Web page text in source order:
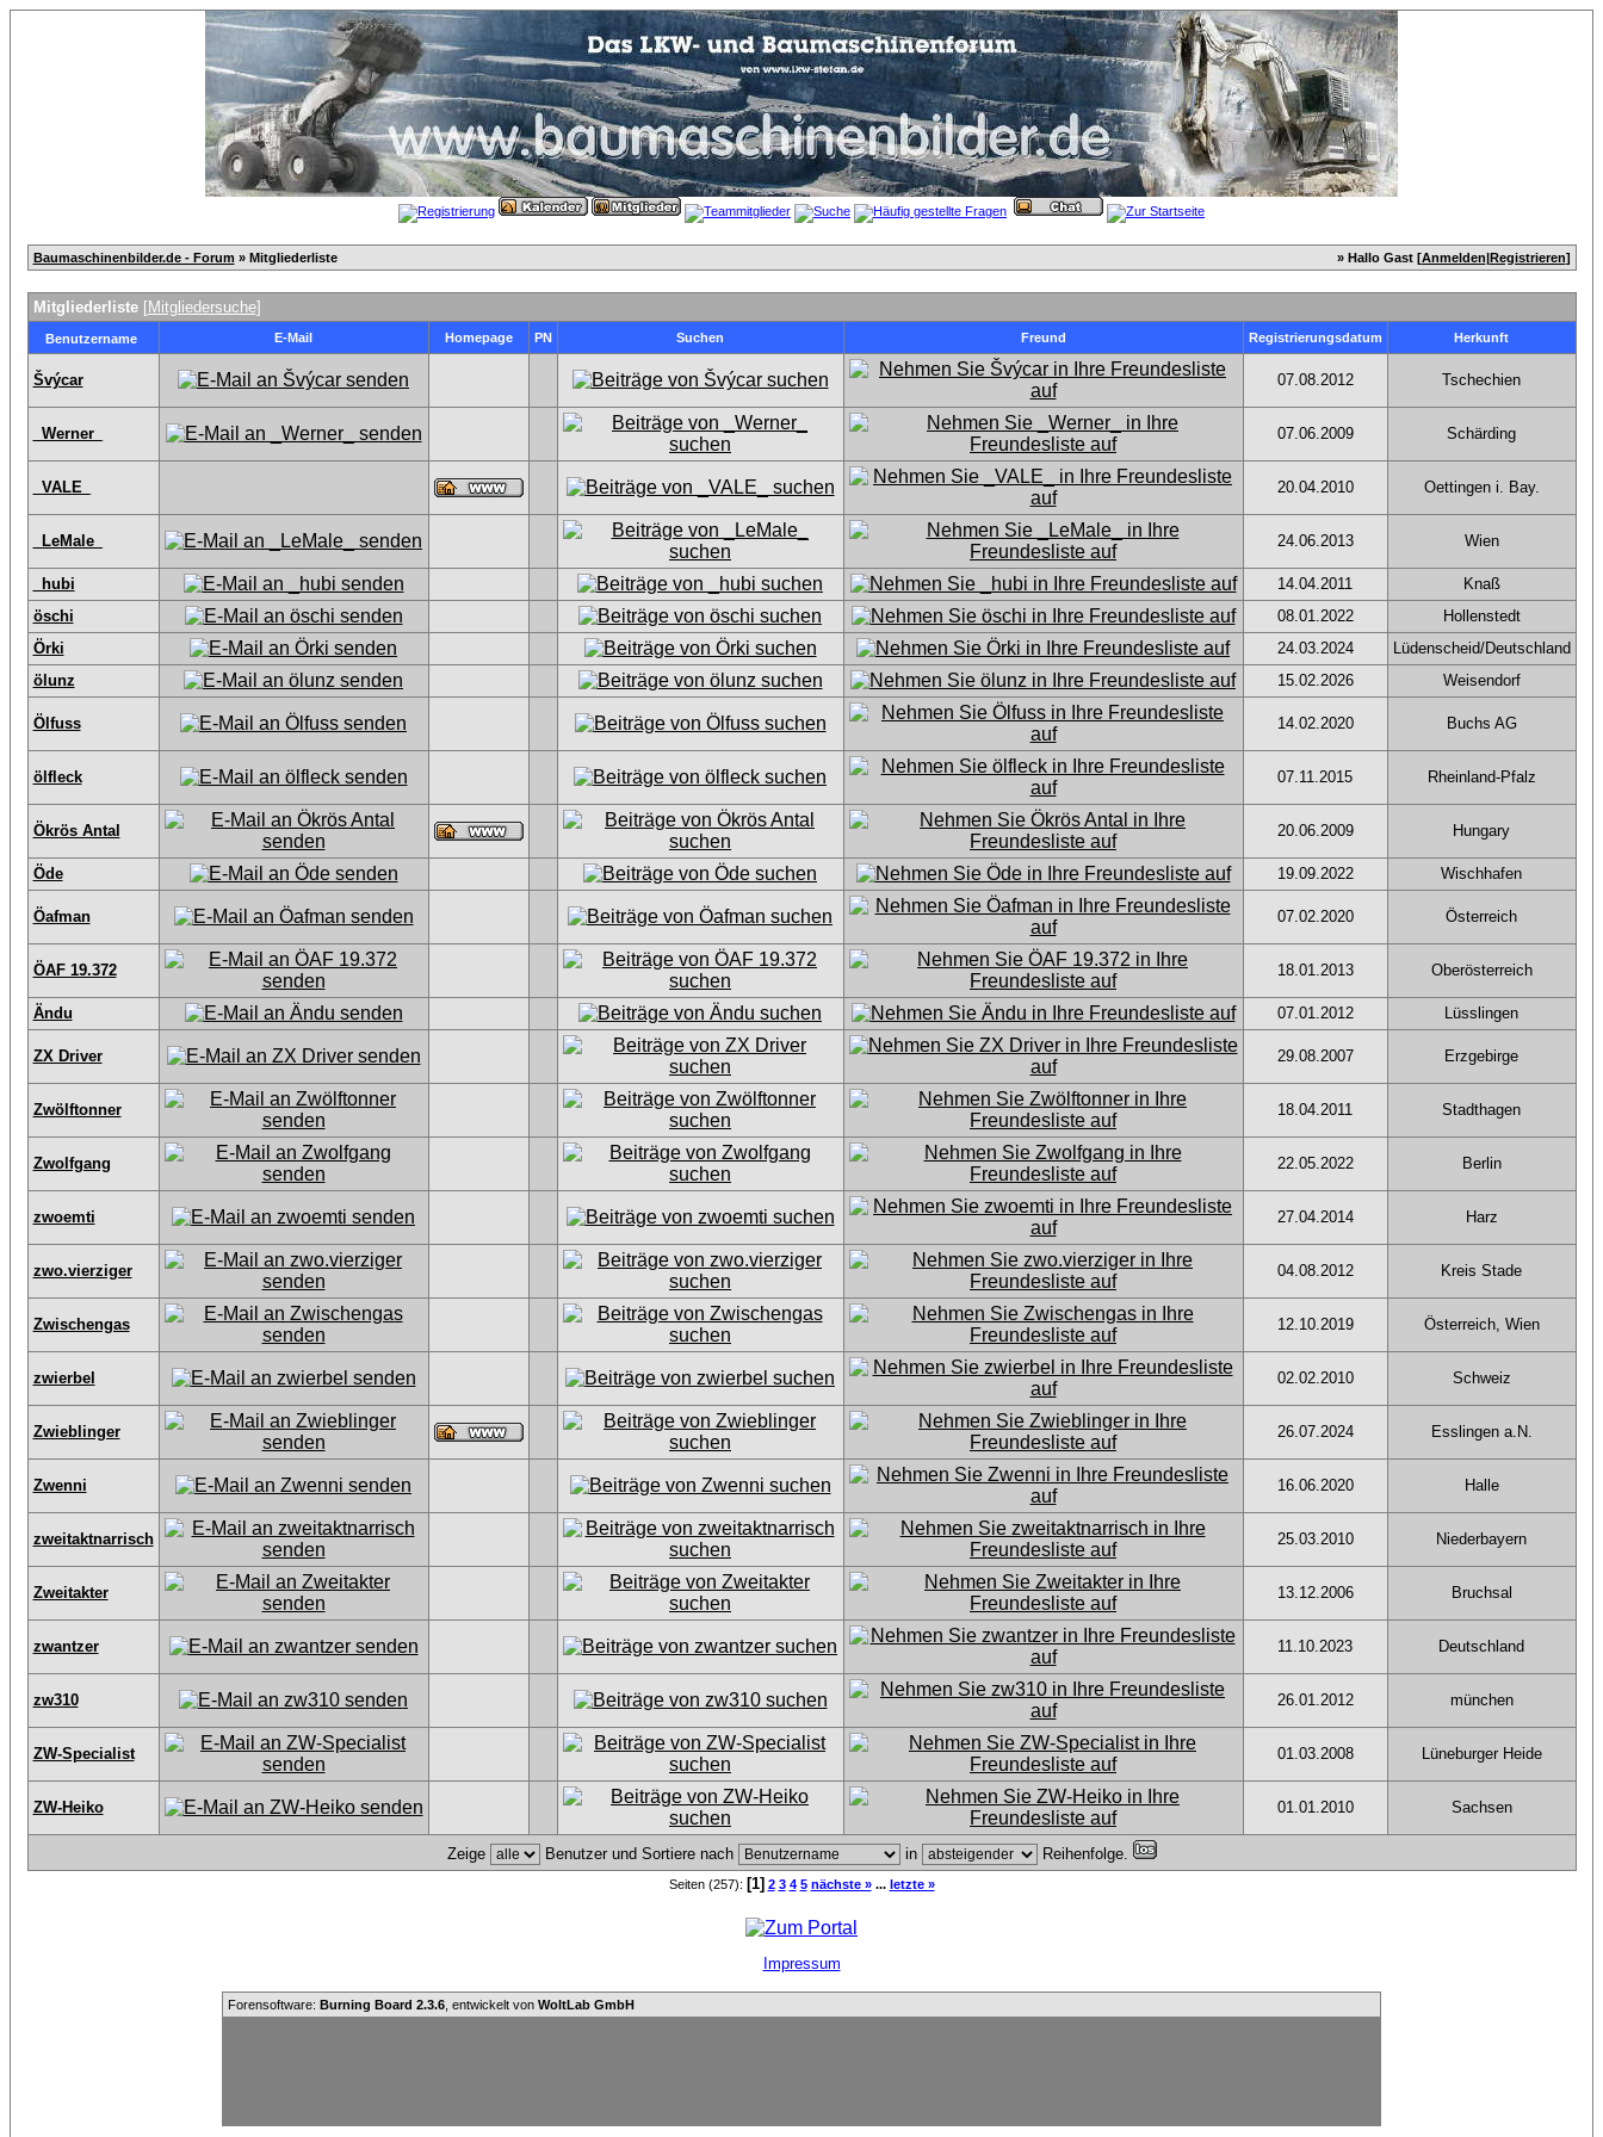
Baumaschinenbilder.de - Forum » Mitgliederliste » Hallo Gast [Anmelden|Registrieren]
Mitgliederliste[Mitgliedersuche]
Benutzername E-Mail Homepage PN Suchen Freund Registrierungsdatum Herkunft
Švýcar 07.08.2012 Tschechien
_Werner_ 07.06.2009 Schärding
_VALE_ 20.04.2010 Oettingen i. Bay.
_LeMale_ 24.06.2013 Wien
_hubi 14.04.2011
Knaß
öschi
08.01.2022
Hollenstedt
Örki
24.03.2024
Lüdenscheid/Deutschland
ölunz
15.02.2026 Weisendorf
Ölfuss 14.02.2020 Buchs AG
ölfleck 07.11.2015 Rheinland-Pfalz
Ökrös Antal 20.06.2009 Hungary
Öde 19.09.2022 Wischhafen
Öafman 07.02.2020 Österreich
ÖAF 19.372 18.01.2013 Oberösterreich
Ändu 07.01.2012 Lüsslingen
ZX Driver 29.08.2007 Erzgebirge
Zwölftonner 18.04.2011 Stadthagen
Zwolfgang 22.05.2022 Berlin
zwoemti 27.04.2014 Harz
zwo.vierziger 04.08.2012 Kreis Stade
Zwischengas 12.10.2019 Österreich, Wien
zwierbel 02.02.2010 Schweiz
Zwieblinger 26.07.2024 Esslingen a.N.
Zwenni 16.06.2020 Halle
zweitaktnarrisch 25.03.2010 Niederbayern
Zweitakter 13.12.2006 Bruchsal
zwantzer 11.10.2023 Deutschland
zw310 26.01.2012 münchen
ZW-Specialist 01.03.2008 Lüneburger Heide
ZW-Heiko 01.01.2010 Sachsen
Zeige Benutzer und Sortiere nach in Reihenfolge.
Seiten (257): [1] 2 3 4 5 nächste » ... letzte »
Impressum
Forensoftware: Burning Board 2.3.6 , entwickelt von WoltLab GmbH